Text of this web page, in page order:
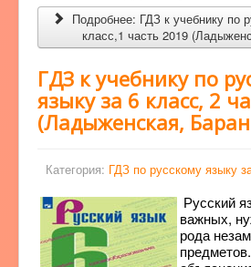
Подробнее: ГДЗ к учебнику по
класс,1 часть 2019
ГДЗ к учебнику по
языку за 6 класс, 2
(Ладыженская,
Категория: ГДЗ по русскому языку
Русский
важных,
рода